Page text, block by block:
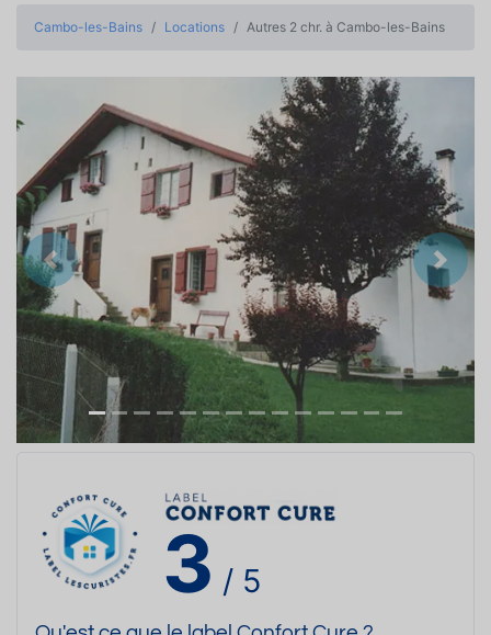
Cambo-les-Bains Locations Autres 2 chr. à Cambo-les-Bains
Précedent
3 / 5